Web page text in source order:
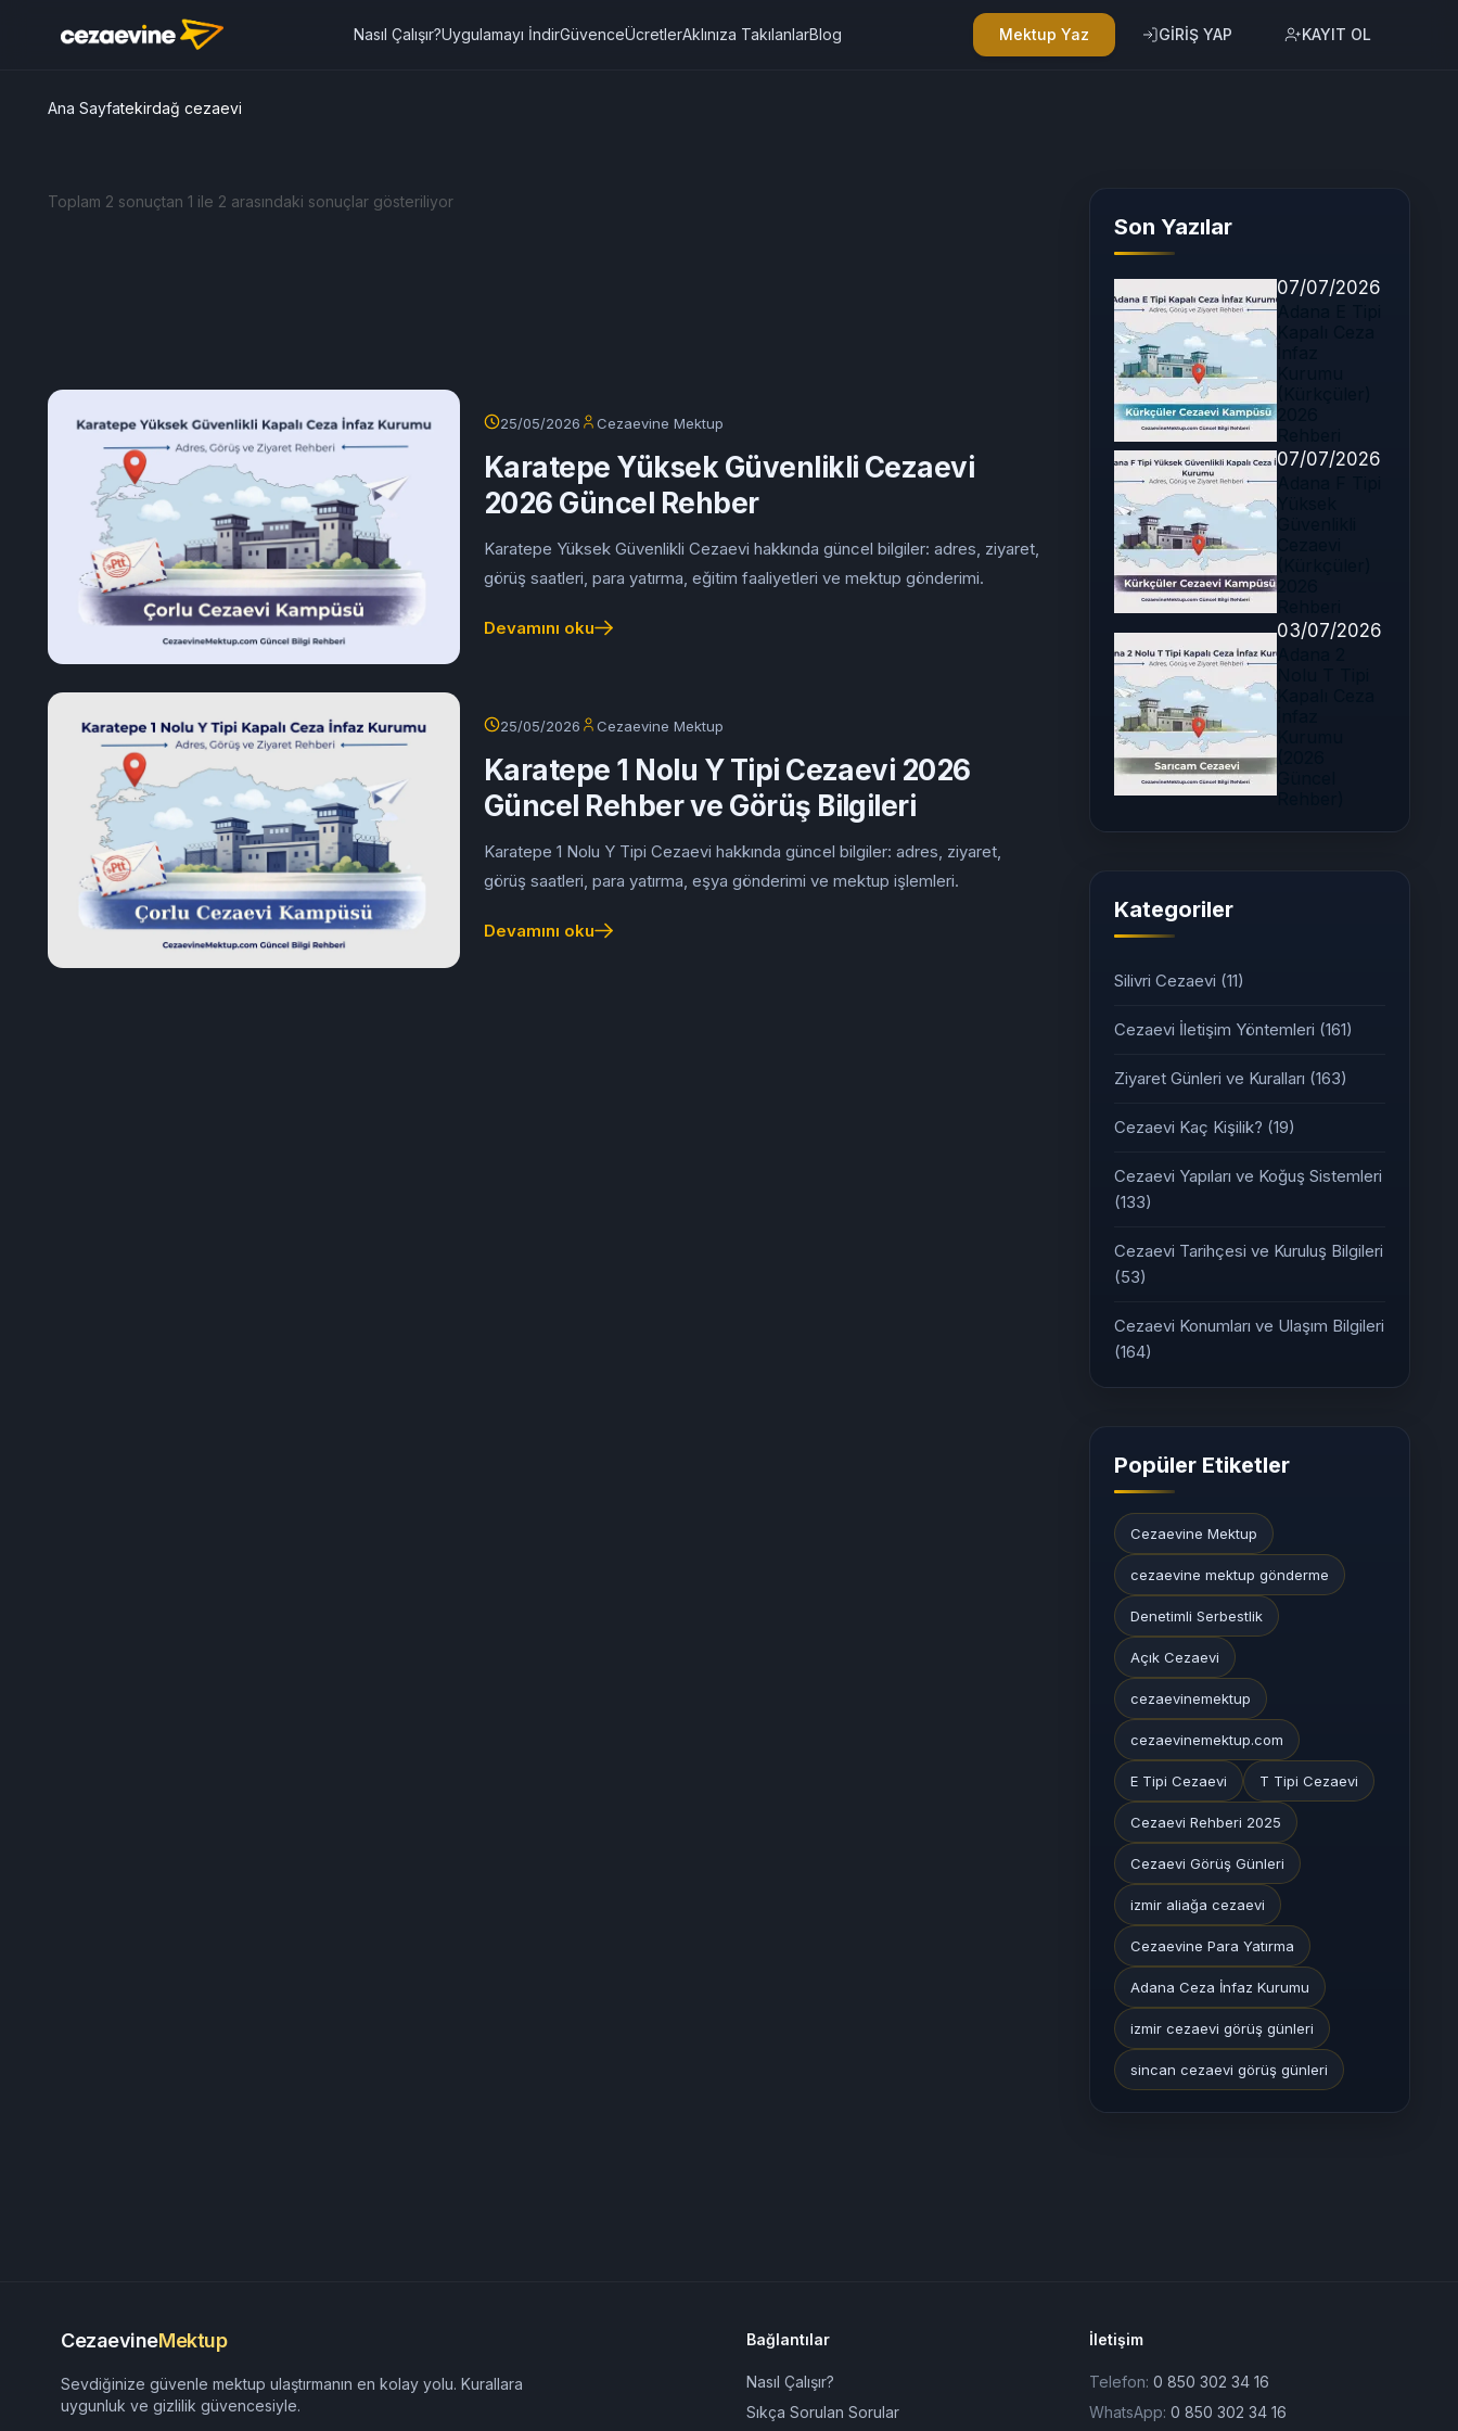
Nasıl Çalışır?Uygulamayı İndirGüvenceÜcretlerAklınıza TakılanlarBlog Mektup Yaz GİRİŞ YAP KAYIT OL
Ana Sayfatekirdağ cezaevi
Toplam 2 sonuçtan 1 ile 2 arasındaki sonuçlar gösteriliyor
25/05/2026 Cezaevine Mektup
Karatepe Yüksek Güvenlikli Cezaevi
2026 Güncel Rehber
Karatepe Yüksek Güvenlikli Cezaevi hakkında güncel bilgiler: adres, ziyaret,
görüş saatleri, para yatırma, eğitim faaliyetleri ve mektup gönderimi.
Devamını oku
25/05/2026 Cezaevine Mektup
Karatepe 1 Nolu Y Tipi Cezaevi 2026
Güncel Rehber ve Görüş Bilgileri
Karatepe 1 Nolu Y Tipi Cezaevi hakkında güncel bilgiler: adres, ziyaret,
görüş saatleri, para yatırma, eşya gönderimi ve mektup işlemleri.
Devamını oku
Son Yazılar
07/07/2026
07/07/2026
03/07/2026
Kategoriler
Silivri Cezaevi (11)
Cezaevi İletişim Yöntemleri (161)
Ziyaret Günleri ve Kuralları (163)
Cezaevi Kaç Kişilik? (19)
Cezaevi Yapıları ve Koğuş Sistemleri
(133)
Cezaevi Tarihçesi ve Kuruluş Bilgileri
(53)
Cezaevi Konumları ve Ulaşım Bilgileri
(164)
Popüler Etiketler
Cezaevine Mektup
cezaevine mektup gönderme
Denetimli Serbestlik
Açık Cezaevi
cezaevinemektup
cezaevinemektup.com
E Tipi Cezaevi T Tipi Cezaevi
Cezaevi Rehberi 2025
Cezaevi Görüş Günleri
izmir aliağa cezaevi
Cezaevine Para Yatırma
Adana Ceza İnfaz Kurumu
izmir cezaevi görüş günleri
sincan cezaevi görüş günleri
CezaevineMektup
Sevdiğinize güvenle mektup ulaştırmanın en kolay yolu. Kurallara
uygunluk ve gizlilik güvencesiyle.
Bağlantılar
Nasıl Çalışır?
Sıkça Sorulan Sorular
İletişim
Telefon: 0 850 302 34 16
WhatsApp: 0 850 302 34 16